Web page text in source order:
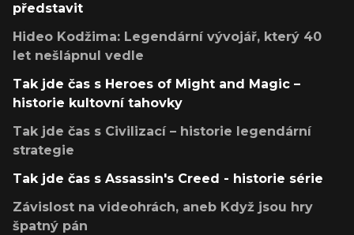
představit
Hideo Kodžima: Legendární vývojář, který 40
let nešlápnul vedle
Tak jde čas s Heroes of Might and Magic –
historie kultovní tahovky
Tak jde čas s Civilizací – historie legendární
strategie
Tak jde čas s Assassin's Creed - historie série
Závislost na videohrách, aneb Když jsou hry
špatný pán